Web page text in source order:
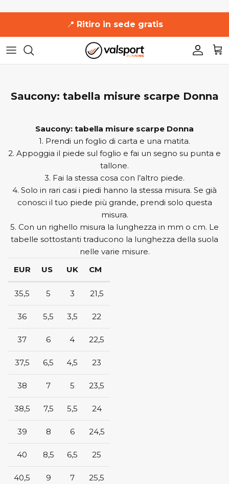
📍 Ritiro in sede gratis
361°
Adidas
Altra
Brooks
Hoka One One
New Balance
ON
Saucony
361°
Adidas
Asics
Diadora
Mizuno
ON
Saucony
Uomo
Donna
Uomo
Donna
Uomo
Donna
Uomo
Donna
Uomo
Donna
Accessori
Saucony: tabella misure scarpe Donna
Saucony: tabella misure scarpe Donna
1. Prendi un foglio di carta e una matita.
2. Appoggia il piede sul foglio e fai un segno su punta e
tallone.
3. Fai la stessa cosa con l’altro piede.
4. Solo in rari casi i piedi hanno la stessa misura. Se già
conosci il tuo piede più grande, prendi solo questa
misura.
5. Con un righello misura la lunghezza in mm o cm. Le
tabelle sottostanti traducono la lunghezza della suola
nelle varie misure.
EUR
US UK CM
35,5 5 3 21,5
36 5,5 3,5 22
37 6 4 22,5
37,5 6,5 4,5 23
38 7 5 23,5
38,5 7,5 5,5 24
39 8 6 24,5
40 8,5 6,5 25
40,5 9 7 25,5